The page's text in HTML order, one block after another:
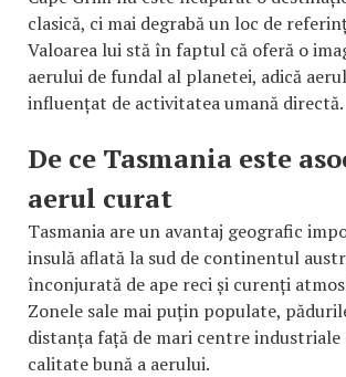
clasică, ci mai degrabă un loc de
Valoarea lui stă în faptul că oferă o
aerului de fundal al planetei, adică
influențat de activitatea umană directă.
De ce Tasmania este
aerul curat
Tasmania are un avantaj geografic
insulă aflată la sud de continentul
înconjurată de ape reci și curenți
Zonele sale mai puțin populate,
distanța față de mari centre
calitate bună a aerului.